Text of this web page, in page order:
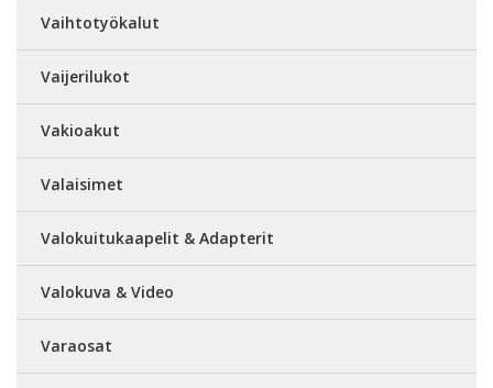
Vaihtotyökalut
Vaijerilukot
Vakioakut
Valaisimet
Valokuitukaapelit & Adapterit
Valokuva & Video
Varaosat